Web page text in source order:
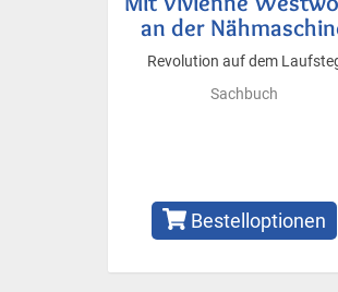
an der
Revolution auf dem
Sachbuch
Bestelloptionen